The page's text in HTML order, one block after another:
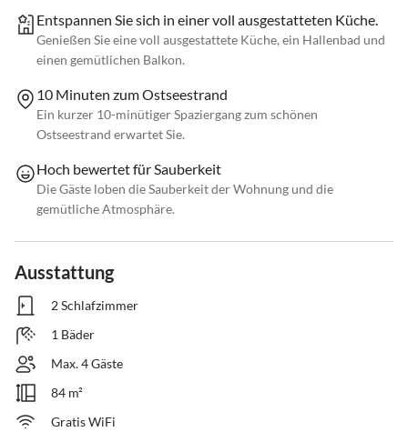
Entspannen Sie sich in einer voll ausgestatteten Küche.
Genießen Sie eine voll ausgestattete Küche, ein Hallenbad und
einen gemütlichen Balkon.
10 Minuten zum Ostseestrand
Ein kurzer 10-minütiger Spaziergang zum schönen
Ostseestrand erwartet Sie.
Hoch bewertet für Sauberkeit
Die Gäste loben die Sauberkeit der Wohnung und die
gemütliche Atmosphäre.
Ausstattung
2 Schlafzimmer
1 Bäder
Max. 4 Gäste
84 m²
Gratis WiFi